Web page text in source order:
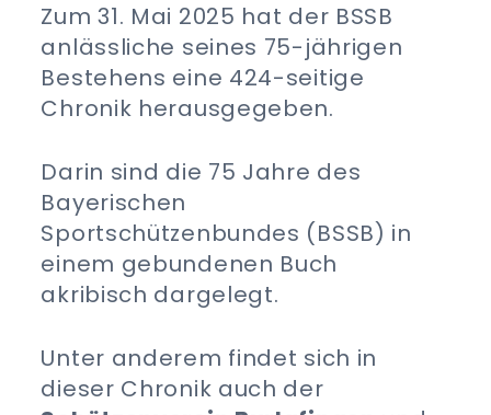
Zum 31. Mai 2025 hat der BSSB
anlässliche seines 75-jährigen
Bestehens eine 424-seitige
Chronik herausgegeben.
Darin sind die 75 Jahre des
Bayerischen
Sportschützenbundes (BSSB) in
einem gebundenen Buch
akribisch dargelegt.
Unter anderem findet sich in
dieser Chronik auch der